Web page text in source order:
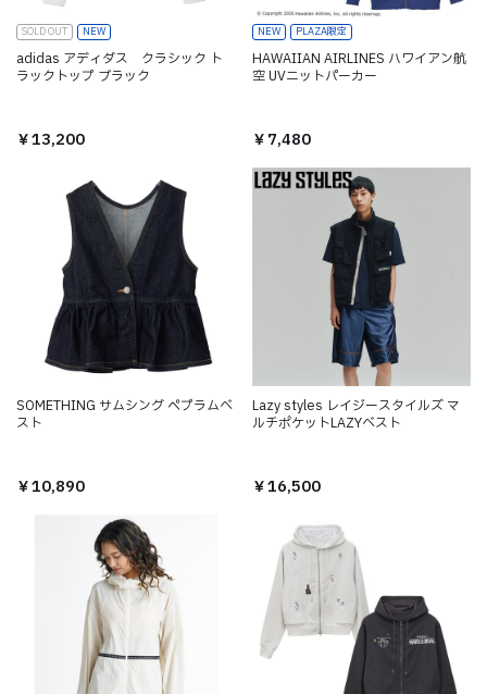
SOLD OUT NEW
adidas アディダス クラシック ト
ラックトップ ブラック
￥13,200
NEW PLAZA限定
HAWAIIAN AIRLINES ハワイアン航
空 UVニットパーカー
￥7,480
SOMETHING サムシング ペプラムベ
スト
￥10,890
Lazy styles レイジースタイルズ マ
ルチポケットLAZYベスト
￥16,500